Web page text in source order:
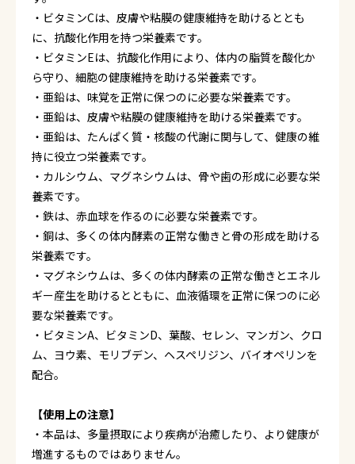
・ビタミンCは、皮膚や粘膜の健康維持を助けるととも
に、抗酸化作用を持つ栄養素です。
・ビタミンEは、抗酸化作用により、体内の脂質を酸化か
ら守り、細胞の健康維持を助ける栄養素です。
・亜鉛は、味覚を正常に保つのに必要な栄養素です。
・亜鉛は、皮膚や粘膜の健康維持を助ける栄養素です。
・亜鉛は、たんぱく質・核酸の代謝に関与して、健康の維
持に役立つ栄養素です。
・カルシウム、マグネシウムは、骨や歯の形成に必要な栄
養素です。
・鉄は、赤血球を作るのに必要な栄養素です。
・銅は、多くの体内酵素の正常な働きと骨の形成を助ける
栄養素です。
・マグネシウムは、多くの体内酵素の正常な働きとエネル
ギー産生を助けるとともに、血液循環を正常に保つのに必
要な栄養素です。
・ビタミンA、ビタミンD、葉酸、セレン、マンガン、クロ
ム、ヨウ素、モリブデン、ヘスペリジン、バイオペリンを
配合。
【使用上の注意】
・本品は、多量摂取により疾病が治癒したり、より健康が
増進するものではありません。